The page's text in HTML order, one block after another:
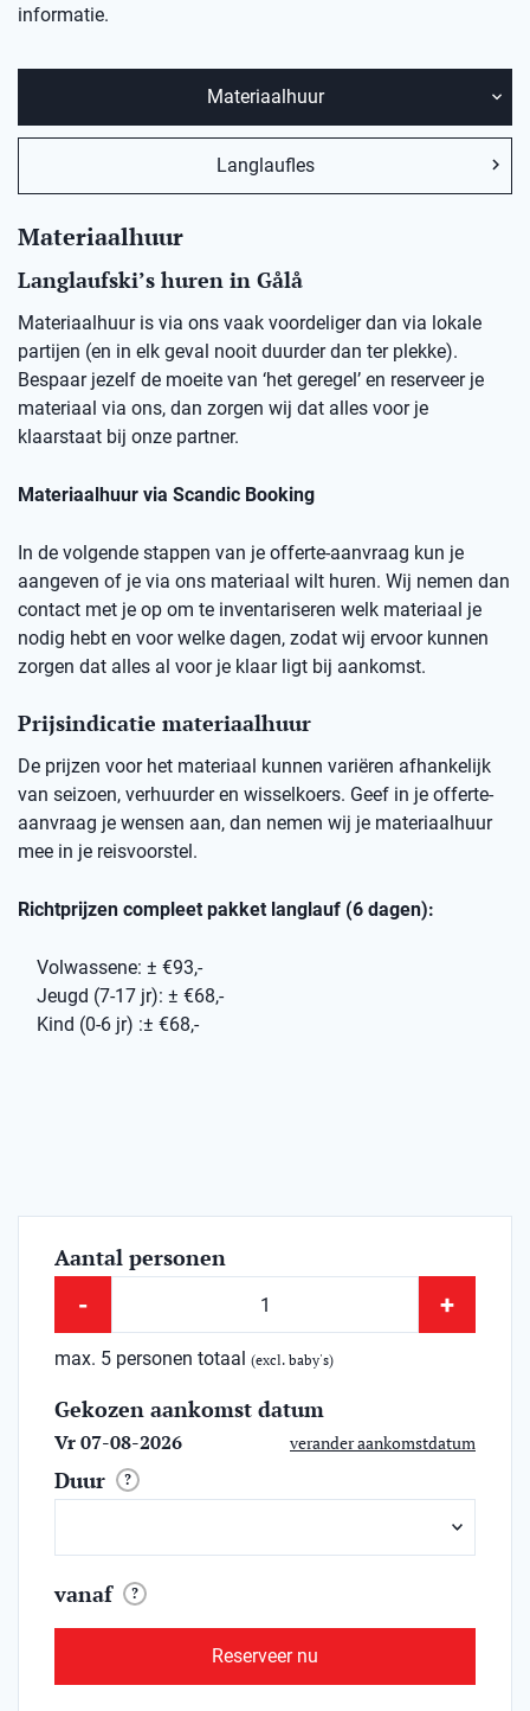
informatie.
Materiaalhuur
Langlaufles
Materiaalhuur
Langlaufski’s huren in Gålå
Materiaalhuur is via ons vaak voordeliger dan via lokale
partijen (en in elk geval nooit duurder dan ter plekke).
Bespaar jezelf de moeite van ‘het geregel’ en reserveer je
materiaal via ons, dan zorgen wij dat alles voor je
klaarstaat bij onze partner.
Materiaalhuur via Scandic Booking
In de volgende stappen van je offerte-aanvraag kun je
aangeven of je via ons materiaal wilt huren. Wij nemen dan
contact met je op om te inventariseren welk materiaal je
nodig hebt en voor welke dagen, zodat wij ervoor kunnen
zorgen dat alles al voor je klaar ligt bij aankomst.
Prijsindicatie materiaalhuur
De prijzen voor het materiaal kunnen variëren afhankelijk
van seizoen, verhuurder en wisselkoers. Geef in je offerte-
aanvraag je wensen aan, dan nemen wij je materiaalhuur
mee in je reisvoorstel.
Richtprijzen compleet pakket langlauf (6 dagen):
Volwassene: ± €93,-
Jeugd (7-17 jr): ± €68,-
Kind (0-6 jr) :± €68,-
Aantal personen
- +
max. 5 personen totaal (excl. baby's)
Gekozen aankomst datum
Vr 07-08-2026 verander aankomstdatum
Duur ?
vanaf ?
Reserveer nu